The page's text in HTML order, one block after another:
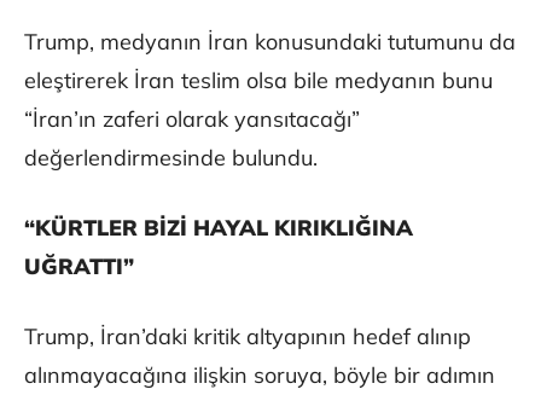
Trump, medyanın İran konusundaki tutumunu da
eleştirerek İran teslim olsa bile medyanın bunu
“İran’ın zaferi olarak yansıtacağı”
değerlendirmesinde bulundu.
“KÜRTLER BİZİ HAYAL KIRIKLIĞINA
UĞRATTI”
Trump, İran’daki kritik altyapının hedef alınıp
alınmayacağına ilişkin soruya, böyle bir adımın